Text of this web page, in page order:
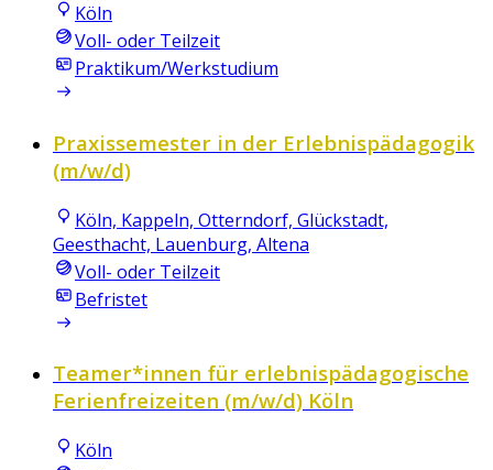
Köln
Voll- oder Teilzeit
Praktikum/Werkstudium
Praxissemester in der Erlebnispädagogik
(m/w/d)
Köln, Kappeln, Otterndorf, Glückstadt,
Geesthacht, Lauenburg, Altena
Voll- oder Teilzeit
Befristet
Teamer*innen für erlebnispädagogische
Ferienfreizeiten (m/w/d) Köln
Köln